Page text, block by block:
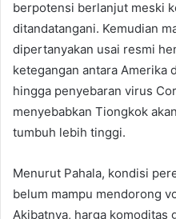
berpotensi berlanjut meski
ditandatangani. Kemudian
dipertanyakan usai resmi
ketegangan antara Amerika
hingga penyebaran virus
menyebabkan Tiongkok
tumbuh lebih tinggi.
Menurut Pahala, kondisi
belum mampu mendorong
Akibatnya, harga komoditas